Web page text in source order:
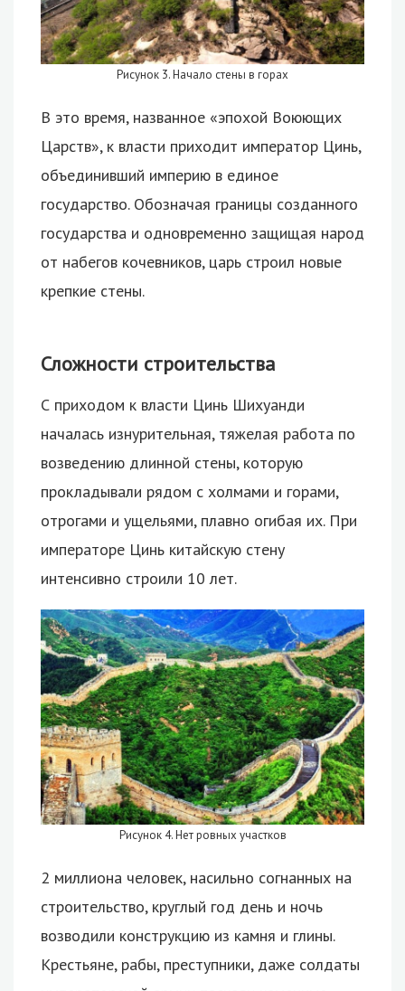
Рисунок 3. Начало стены в горах
В это время, названное «эпохой Воюющих
Царств», к власти приходит император Цинь,
объединивший империю в единое
государство. Обозначая границы созданного
государства и одновременно защищая народ
от набегов кочевников, царь строил новые
крепкие стены.
Сложности строительства
С приходом к власти Цинь Шихуанди
началась изнурительная, тяжелая работа по
возведению длинной стены, которую
прокладывали рядом с холмами и горами,
отрогами и ущельями, плавно огибая их. При
императоре Цинь китайскую стену
интенсивно строили 10 лет.
Рисунок 4. Нет ровных участков
2 миллиона человек, насильно согнанных на
строительство, круглый год день и ночь
возводили конструкцию из камня и глины.
Крестьяне, рабы, преступники, даже солдаты